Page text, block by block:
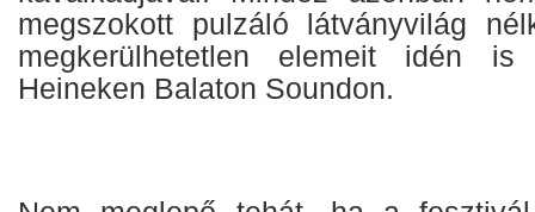
megszokott pulzáló látványvilág
megkerülhetetlen elemeit idén is
Heineken Balaton Soundon.